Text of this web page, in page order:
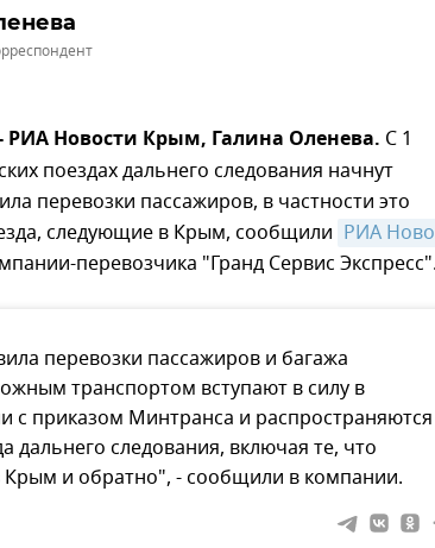
Новости Крым, Галина Оленева. С 1
поездах дальнего следования начнут
перевозки пассажиров, в частности это
следующие в Крым, сообщили РИА
перевозчика "Гранд Сервис Экспресс".
перевозки пассажиров и багажа
транспортом вступают в силу в
с приказом Минтранса и распространяются
дальнего следования, включая те, что
Крым и обратно", - сообщили в компании.